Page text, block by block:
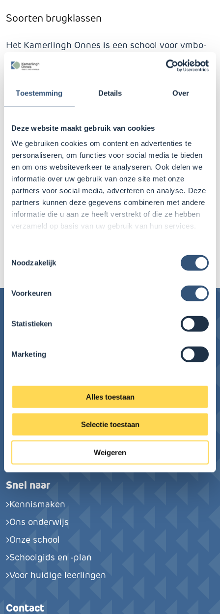
Toestemming Details Over
Deze website maakt gebruik van cookies
We gebruiken cookies om content en advertenties te
personaliseren, om functies voor social media te bieden
en om ons websiteverkeer te analyseren. Ook delen we
informatie over uw gebruik van onze site met onze
partners voor social media, adverteren en analyse. Deze
partners kunnen deze gegevens combineren met andere
informatie die u aan ze heeft verstrekt of die ze hebben
verzameld op basis van uw gebruik van hun services.
Noodzakelijk
Voorkeuren
Statistieken
Marketing
Alles toestaan
Selectie toestaan
Weigeren
Soorten brugklassen
Het Kamerlingh Onnes is een school voor vmbo-
tl, havo atheneum. We bieden in de brugklassen
de volgende klassen aan:
havo/atheneum(dakpanklassen met havo,
havo/vwo of vwo advies)
atheneum+(voor leerlingen met een vwo-plus
advies)
Deel deze pagina op Facebook
Deel deze pagina op LinkedIn
Deel deze pagina op E-mail
Groningen onderdeel van Reitdiep College, school
voor atheneum, havo, mavo, vbo, lwoo
Volg ons
Snel naar
Kennismaken
Ons onderwijs
Onze school
Schoolgids en -plan
Voor huidige leerlingen
Contact